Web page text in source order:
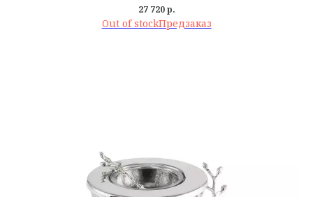
27 720 р.
Out of stock